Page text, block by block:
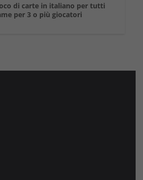
di carte in italiano per tutti
per 3 o più giocatori